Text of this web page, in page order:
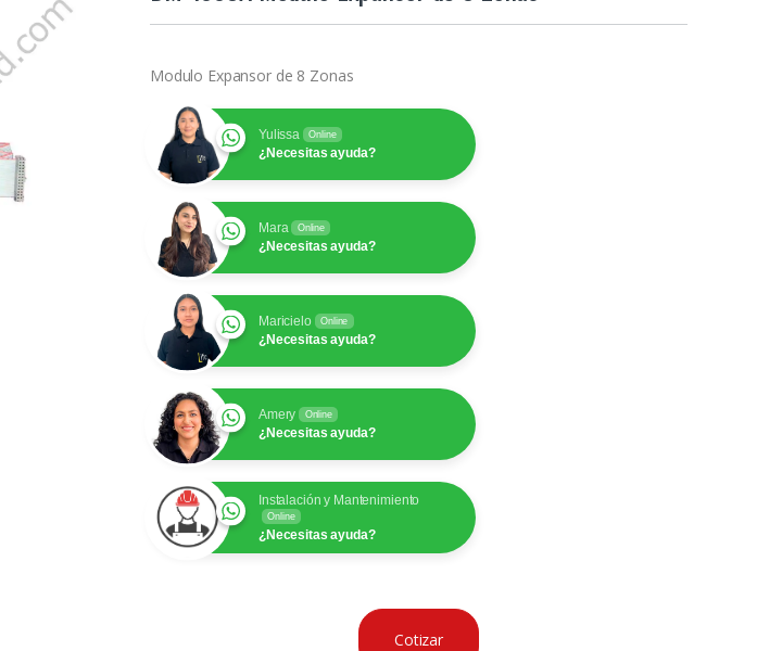
Modulo Expansor de 8 Zonas
Yulissa Online
¿Necesitas ayuda?
Mara Online
¿Necesitas ayuda?
Maricielo Online
¿Necesitas ayuda?
Amery Online
¿Necesitas ayuda?
Instalación y Mantenimiento
Online
¿Necesitas ayuda?
Cotizar